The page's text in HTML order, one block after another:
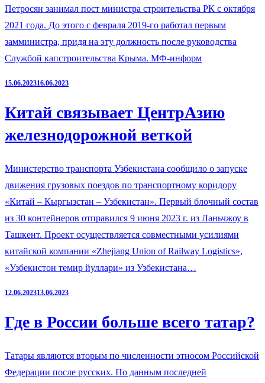
Петросян занимал пост министра строительства РК с октября
2021 года. До этого с февраля 2019-го работал первым
замминистра, придя на эту должность после руководства
Службой капстроительства Крыма. МФ-информ
15.06.202316.06.2023
Китай связывает ЦентрАзию
железнодорожной веткой
Министерство транспорта Узбекистана сообщило о запуске
движения грузовых поездов по транспортному коридору
«Китай – Кыргызстан – Узбекистан». Первый блочный состав
из 30 контейнеров отправился 9 июня 2023 г. из Ланьчжоу в
Ташкент. Проект осуществляется совместными усилиями
китайской компании «Zhejiang Union of Railway Logistics»,
«Узбекистон темир йуллари» из Узбекистана…
12.06.202313.06.2023
Где в России больше всего татар?
Татары являются вторым по численности этносом Российской
Федерации после русских. По данным последней